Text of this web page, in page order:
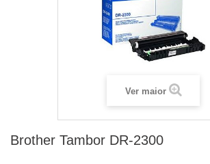
Ver maior
Brother Tambor DR-2300